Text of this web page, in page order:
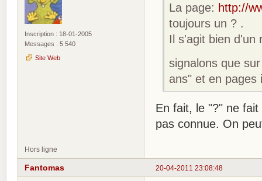
Inscription : 18-01-2005
Messages : 5 540
Site Web
La page: http://
toujours un ? .
Il s'agit bien d'un
signalons que
ans" et en pages
En fait, le "?" ne
pas connue. On
Hors ligne
20-04-2011 23:08:48
Fantomas